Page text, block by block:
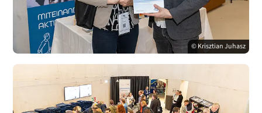
© Krisztian Juhasz